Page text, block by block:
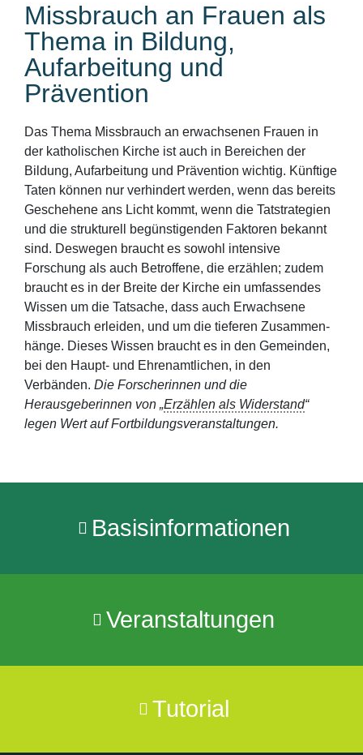
Missbrauch an Frauen als
Thema in Bildung,
Aufarbeitung und
Prävention
Das Thema Missbrauch an erwachsenen Frauen in
der katholischen Kirche ist auch in Bereichen der
Bildung, Aufarbeitung und Prävention wichtig. Künftige
Taten können nur verhindert werden, wenn das bereits
Geschehene ans Licht kommt, wenn die Tat­strategien
und die strukturell begünstigenden Faktoren bekannt
sind. Deswegen braucht es sowohl intensive
Forschung als auch Betroffene, die erzählen; zudem
braucht es in der Breite der Kirche ein umfassendes
Wissen um die Tatsache, dass auch Erwachsene
Missbrauch erleiden, und um die tieferen Zusammen­
hänge. Dieses Wissen braucht es in den Gemeinden,
bei den Haupt- und Ehrenamtlichen, in den
Verbänden. Die Forscherinnen und die
Herausgeberinnen von „Erzählen als Widerstand“
legen Wert auf Fortbildungsveranstaltungen.
Basisinformationen
Veranstaltungen
Tutorial